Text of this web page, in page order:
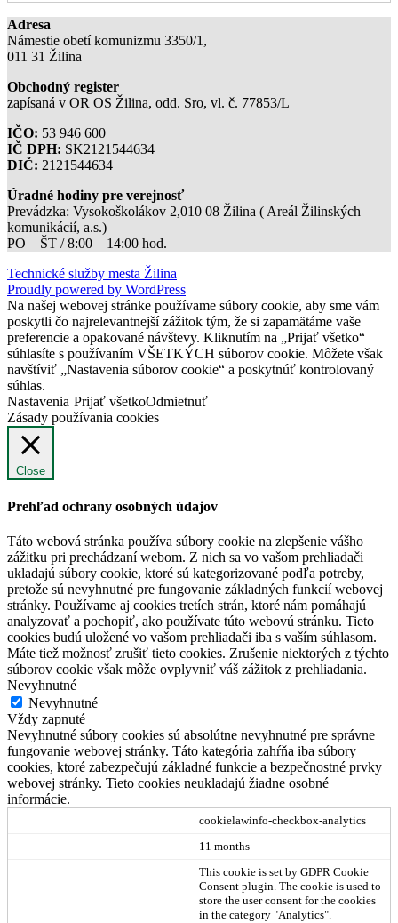
Adresa
Námestie obetí komunizmu 3350/1,
011 31 Žilina
Obchodný register
zapísaná v OR OS Žilina, odd. Sro, vl. č. 77853/L
IČO: 53 946 600
IČ DPH: SK2121544634
DIČ: 2121544634
Úradné hodiny pre verejnosť
Prevádzka: Vysokoškolákov 2,010 08 Žilina ( Areál Žilinských
komunikácií, a.s.)
PO – ŠT / 8:00 – 14:00 hod.
Technické služby mesta Žilina
Proudly powered by WordPress
Na našej webovej stránke používame súbory cookie, aby sme vám
poskytli čo najrelevantnejší zážitok tým, že si zapamätáme vaše
preferencie a opakované návštevy. Kliknutím na „Prijať všetko“
súhlasíte s používaním VŠETKÝCH súborov cookie. Môžete však
navštíviť „Nastavenia súborov cookie“ a poskytnúť kontrolovaný
súhlas.
Nastavenia Prijať všetkoOdmietnuť
Zásady používania cookies
Close
Prehľad ochrany osobných údajov
Táto webová stránka používa súbory cookie na zlepšenie vášho
zážitku pri prechádzaní webom. Z nich sa vo vašom prehliadači
ukladajú súbory cookie, ktoré sú kategorizované podľa potreby,
pretože sú nevyhnutné pre fungovanie základných funkcií webovej
stránky. Používame aj cookies tretích strán, ktoré nám pomáhajú
analyzovať a pochopiť, ako používate túto webovú stránku. Tieto
cookies budú uložené vo vašom prehliadači iba s vaším súhlasom.
Máte tiež možnosť zrušiť tieto cookies. Zrušenie niektorých z týchto
súborov cookie však môže ovplyvniť váš zážitok z prehliadania.
Nevyhnutné
Nevyhnutné
Vždy zapnuté
Nevyhnutné súbory cookies sú absolútne nevyhnutné pre správne
fungovanie webovej stránky. Táto kategória zahŕňa iba súbory
cookies, ktoré zabezpečujú základné funkcie a bezpečnostné prvky
webovej stránky. Tieto cookies neukladajú žiadne osobné
informácie.
cookielawinfo-checkbox-analytics
11 months
This cookie is set by GDPR Cookie
Consent plugin. The cookie is used to
store the user consent for the cookies
in the category "Analytics".